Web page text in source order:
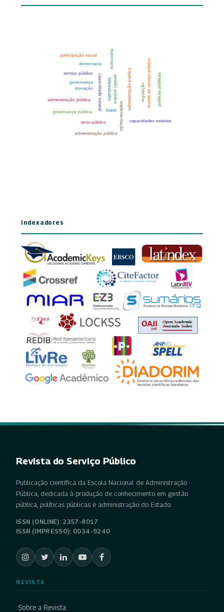
Indexadores
Revista do Serviço Público
Publicação científica da Escola Nacional de Administração
Pública, dedicada à produção de conhecimento em gestão
pública, políticas públicas e administração do Estado.
ISSN (ONLINE): 2357-8017
ISSN (IMPRESSO): 0034-9240
REVISTA
Sobre a Revista